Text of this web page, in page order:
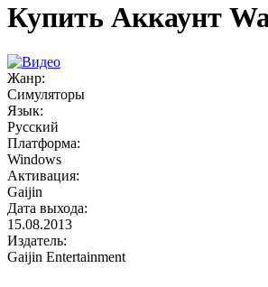
Купить Аккаунт
Жанр:
Симуляторы
Язык:
Русский
Платформа:
Windows
Активация:
Gaijin
Дата выхода:
15.08.2013
Издатель:
Gaijin Entertainment